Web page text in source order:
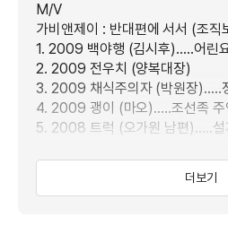
M/V
가비앤제이 : 반대편에 서서 (조직
1. 2009 백야행 (김시후).....어린
2. 2009 전우치 (양복대장)
3. 2009 채식주의자 (박원장).....
4. 2009 괭이 (마오).....조선족 주
5. 2008 트럭 (오가원 남편).....설
7. 2008 스토리 오브 와인 (최 원장
8. 2008 로맨틱 아일랜드 (면접관)
더보기